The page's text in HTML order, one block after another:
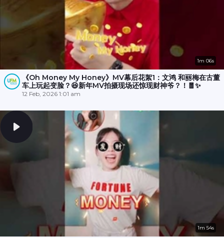
1m 06s
《Oh Money My Honey》MV幕后花絮1：文鸿 和丽梅在古董
车上玩起变脸？😆新年MV拍摄现场还惊现财神爷？！🧧✨
12 Feb, 2026 1:01 am
1m 54s